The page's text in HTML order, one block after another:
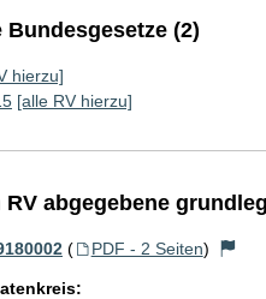
Bundesgesetze (2)
hierzu]
[alle RV hierzu]
RV abgegebene
( PDF - 2 Seiten)